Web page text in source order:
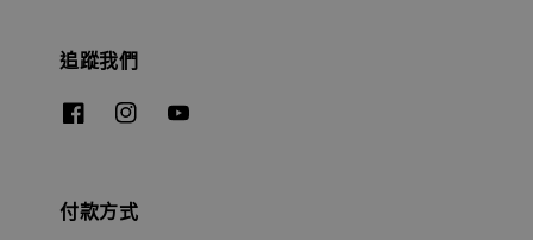
追蹤我們
付款方式